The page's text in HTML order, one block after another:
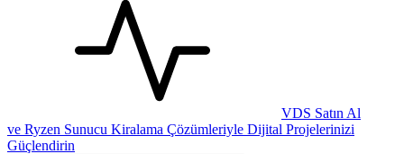
VDS Satın Al
ve Ryzen Sunucu Kiralama Çözümleriyle Dijital Projelerinizi
Güçlendirin